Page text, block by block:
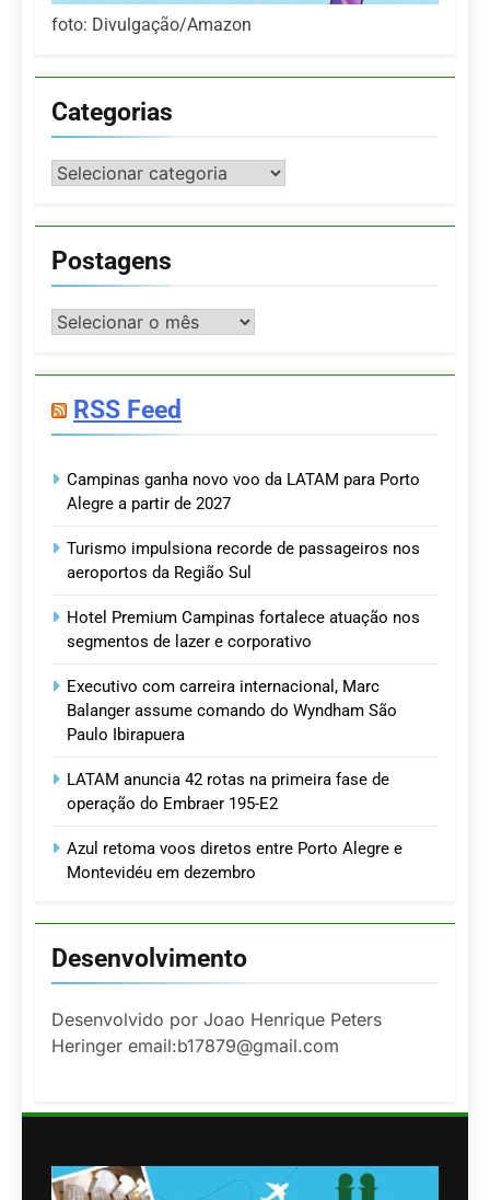
foto: Divulgação/Amazon
Categorias
Categorias
Postagens
Postagens
RSS Feed
Campinas ganha novo voo da LATAM para Porto
Alegre a partir de 2027
Turismo impulsiona recorde de passageiros nos
aeroportos da Região Sul
Hotel Premium Campinas fortalece atuação nos
segmentos de lazer e corporativo
Executivo com carreira internacional, Marc
Balanger assume comando do Wyndham São
Paulo Ibirapuera
LATAM anuncia 42 rotas na primeira fase de
operação do Embraer 195-E2
Azul retoma voos diretos entre Porto Alegre e
Montevidéu em dezembro
Desenvolvimento
Desenvolvido por Joao Henrique Peters
Heringer email:b17879@gmail.com